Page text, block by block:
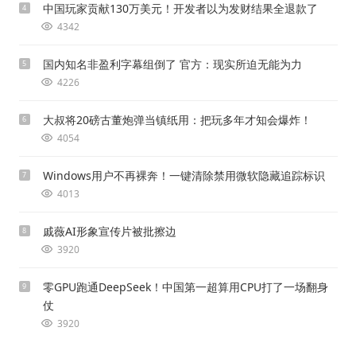
4 中国玩家贡献130万美元！开发者以为发财结果全退款了
4342
5 国内知名非盈利字幕组倒了 官方：现实所迫无能为力
4226
6 大叔将20磅古董炮弹当镇纸用：把玩多年才知会爆炸！
4054
7 Windows用户不再裸奔！一键清除禁用微软隐藏追踪标识
4013
8 戚薇AI形象宣传片被批擦边
3920
9
零GPU跑通DeepSeek！中国第一超算用CPU打了一场翻身
仗
3920